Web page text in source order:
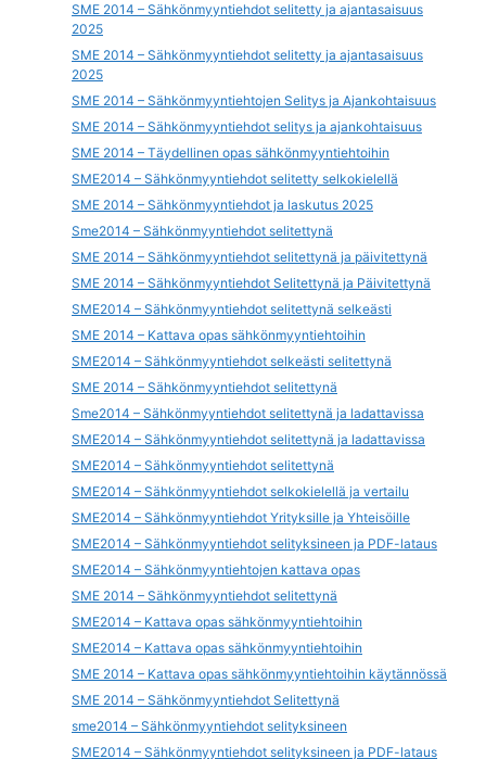
SME 2014 – Sähkönmyyntiehdot selitetty ja ajantasaisuus
2025
SME 2014 – Sähkönmyyntiehdot selitetty ja ajantasaisuus
2025
SME 2014 – Sähkönmyyntiehtojen Selitys ja Ajankohtaisuus
SME 2014 – Sähkönmyyntiehdot selitys ja ajankohtaisuus
SME 2014 – Täydellinen opas sähkönmyyntiehtoihin
SME2014 – Sähkönmyyntiehdot selitetty selkokielellä
SME 2014 – Sähkönmyyntiehdot ja laskutus 2025
Sme2014 – Sähkönmyyntiehdot selitettynä
SME 2014 – Sähkönmyyntiehdot selitettynä ja päivitettynä
SME 2014 – Sähkönmyyntiehdot Selitettynä ja Päivitettynä
SME2014 – Sähkönmyyntiehdot selitettynä selkeästi
SME 2014 – Kattava opas sähkönmyyntiehtoihin
SME2014 – Sähkönmyyntiehdot selkeästi selitettynä
SME 2014 – Sähkönmyyntiehdot selitettynä
Sme2014 – Sähkönmyyntiehdot selitettynä ja ladattavissa
SME2014 – Sähkönmyyntiehdot selitettynä ja ladattavissa
SME2014 – Sähkönmyyntiehdot selitettynä
SME2014 – Sähkönmyyntiehdot selkokielellä ja vertailu
SME2014 – Sähkönmyyntiehdot Yrityksille ja Yhteisöille
SME2014 – Sähkönmyyntiehdot selityksineen ja PDF-lataus
SME2014 – Sähkönmyyntiehtojen kattava opas
SME 2014 – Sähkönmyyntiehdot selitettynä
SME2014 – Kattava opas sähkönmyyntiehtoihin
SME2014 – Kattava opas sähkönmyyntiehtoihin
SME 2014 – Kattava opas sähkönmyyntiehtoihin käytännössä
SME 2014 – Sähkönmyyntiehdot Selitettynä
sme2014 – Sähkönmyyntiehdot selityksineen
SME2014 – Sähkönmyyntiehdot selityksineen ja PDF-lataus